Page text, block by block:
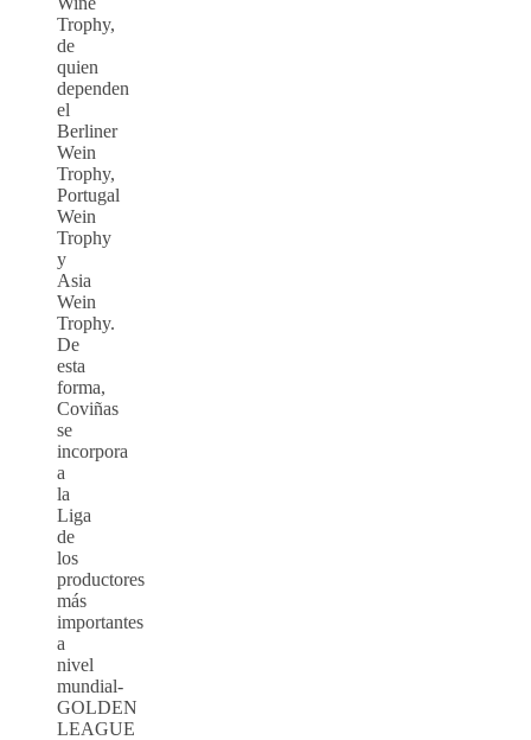
Trophy,
de
quien
dependen
el
Berliner
Wein
Trophy,
Portugal
Wein
Trophy
y
Asia
Wein
Trophy.
De
esta
forma,
Coviñas
se
incorpora
a
la
Liga
de
los
productores
más
importantes
a
nivel
mundial-
GOLDEN
LEAGUE